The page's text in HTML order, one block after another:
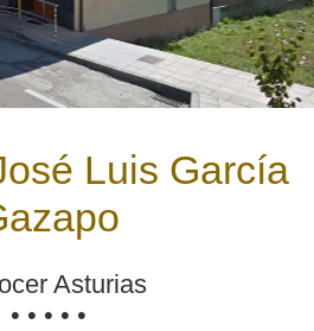
Luis García
Asturias
• • • • •